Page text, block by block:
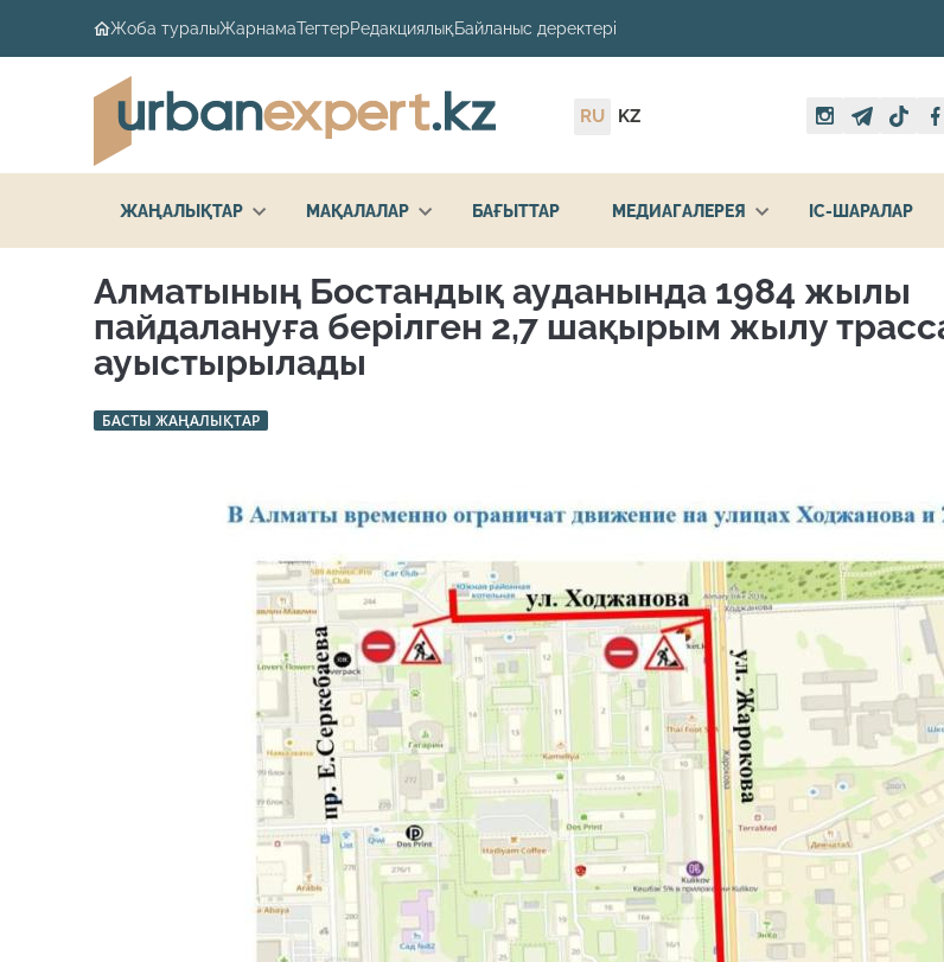
Жоба туралыЖарнамаТегтерРедакциялықБайланыс деректері
RU KZ
ЖАҢАЛЫҚТАР МАҚАЛАЛАР БАҒЫТТАР МЕДИАГАЛЕРЕЯ ІС-ШАРАЛАР
Алматының Бостандық ауданында 1984 жылы
пайдалануға берілген 2,7 шақырым жылу
ауыстырылады
БАСТЫ ЖАҢАЛЫҚТАР